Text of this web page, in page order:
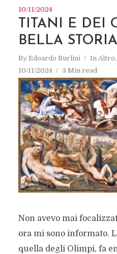
10/11/2024
TITANI E DEI
BELLA
By Edoardo Burlini In Altro,
10/11/2024
3 Min read
Non avevo mai
ora mi sono informato.
quella degli Olimpi, fa